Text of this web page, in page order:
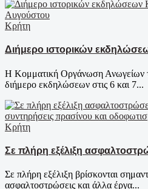
Κρήτη
Διήμερο ιστορικών
Η Κομματική Οργάνωση Ανωγείων
διήμερο εκδηλώσεων στις 6 και 7...
Κρήτη
Σε πλήρη εξέλιξη
Σε πλήρη εξέλιξη βρίσκονται
ασφαλτοστρώσεις και άλλα έργα...